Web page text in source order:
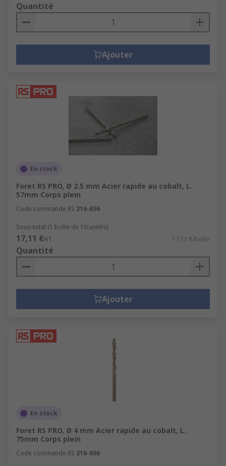
Quantité
Ajouter
En stock
Foret RS PRO, Ø 2.5 mm Acier rapide au cobalt, L.
57mm Corps plein
Code commande RS 216-656
Sous-total (1 boîte de 10 unités)
17,11 €HT 17,11 €/boîte
Quantité
Ajouter
En stock
Foret RS PRO, Ø 4 mm Acier rapide au cobalt, L.
75mm Corps plein
Code commande RS 216-606